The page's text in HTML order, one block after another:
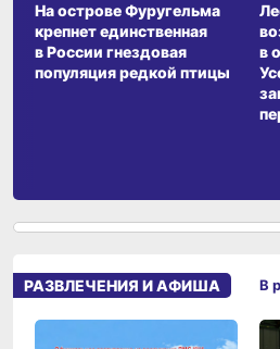
На острове Фуругельма
крепнет единственная
в России гнездовая
популяция редкой птицы
в
РАЗВЛЕЧЕНИЯ И АФИША В